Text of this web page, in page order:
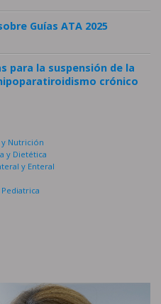
Guías ATA 2025
para la suspensión de la
crónico
y Nutrición
y Dietética
y Enteral